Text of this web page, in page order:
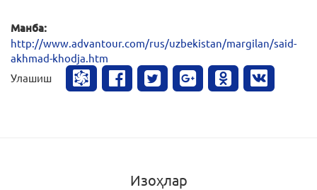
Манба:
http://www.advantour.com/rus/uzbekistan/margilan/said-
akhmad-khodja.htm
Улашиш
Изоҳлар